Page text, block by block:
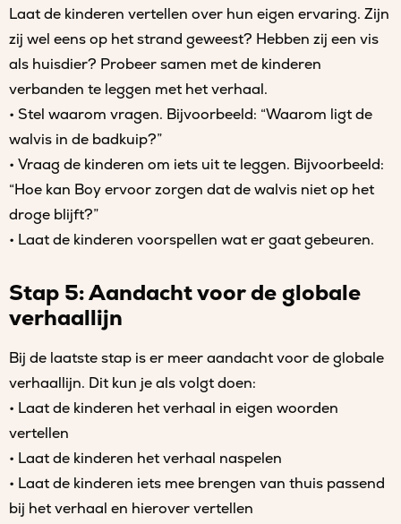
Laat de kinderen vertellen over hun eigen ervaring. Zijn
zij wel eens op het strand geweest? Hebben zij een vis
als huisdier? Probeer samen met de kinderen
verbanden te leggen met het verhaal.
• Stel waarom vragen. Bijvoorbeeld: “Waarom ligt de
walvis in de badkuip?”
• Vraag de kinderen om iets uit te leggen. Bijvoorbeeld:
“Hoe kan Boy ervoor zorgen dat de walvis niet op het
droge blijft?”
• Laat de kinderen voorspellen wat er gaat gebeuren.
Stap 5: Aandacht voor de globale
verhaallijn
Bij de laatste stap is er meer aandacht voor de globale
verhaallijn. Dit kun je als volgt doen:
• Laat de kinderen het verhaal in eigen woorden
vertellen
• Laat de kinderen het verhaal naspelen
• Laat de kinderen iets mee brengen van thuis passend
bij het verhaal en hierover vertellen